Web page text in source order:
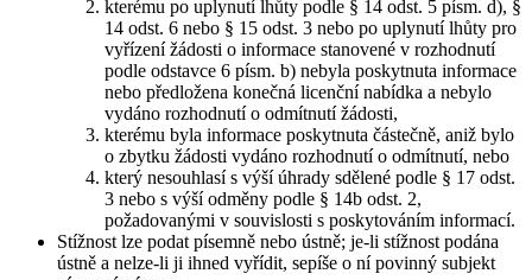
kterému po uplynutí lhůty podle § 14 odst. 5 písm. d), §
14 odst. 6 nebo § 15 odst. 3 nebo po uplynutí lhůty pro
vyřízení žádosti o informace stanovené v rozhodnutí
podle odstavce 6 písm. b) nebyla poskytnuta informace
nebo předložena konečná licenční nabídka a nebylo
vydáno rozhodnutí o odmítnutí žádosti,
kterému byla informace poskytnuta částečně, aniž bylo
o zbytku žádosti vydáno rozhodnutí o odmítnutí, nebo
který nesouhlasí s výší úhrady sdělené podle § 17 odst.
3 nebo s výší odměny podle § 14b odst. 2,
požadovanými v souvislosti s poskytováním informací.
Stížnost lze podat písemně nebo ústně; je-li stížnost podána
ústně a nelze-li ji ihned vyřídit, sepíše o ní povinný subjekt